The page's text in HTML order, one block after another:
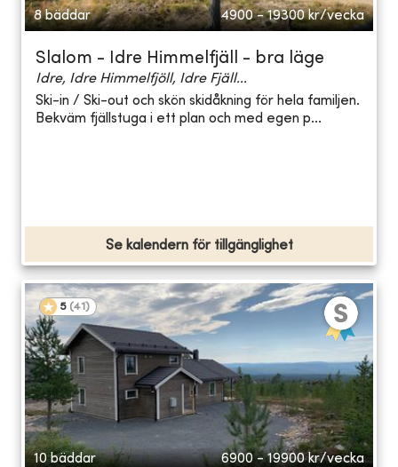
8 bäddar 4900 - 19300 kr/vecka
Slalom - Idre Himmelfjäll - bra läge
Idre, Idre Himmelfjöll, Idre Fjäll...
Ski-in / Ski-out och skön skidåkning för hela familjen.
Bekväm fjällstuga i ett plan och med egen p...
Se kalendern för tillgänglighet
5 (41 )
10 bäddar 6900 - 19900 kr/vecka